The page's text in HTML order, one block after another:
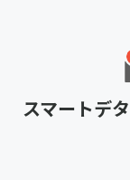
スマートデ